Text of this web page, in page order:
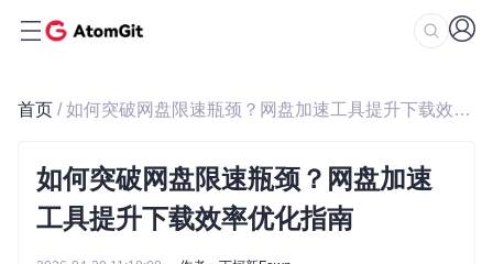
首页 / 如何突破网盘限速瓶颈？网盘加速工具提升下载效率优化指南
如何突破网盘限速瓶颈？网盘加速
工具提升下载效率优化指南